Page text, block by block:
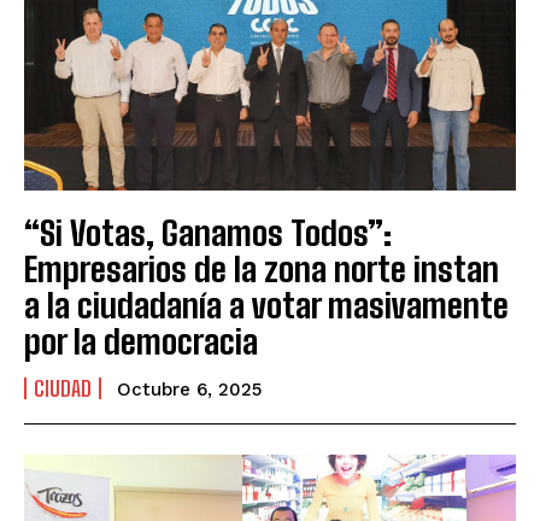
“Si Votas, Ganamos Todos”:
Empresarios de la zona norte instan
a la ciudadanía a votar masivamente
por la democracia
CIUDAD Octubre 6, 2025